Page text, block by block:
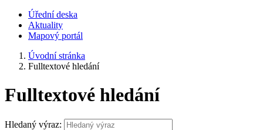
Úřední deska
Aktuality
Mapový portál
Úvodní stránka
Fulltextové hledání
Fulltextové hledání
Hledaný výraz: